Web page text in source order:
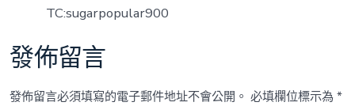
TC:sugarpopular900
發佈留言
發佈留言必須填寫的電子郵件地址不會公開。 必填欄位標示為*